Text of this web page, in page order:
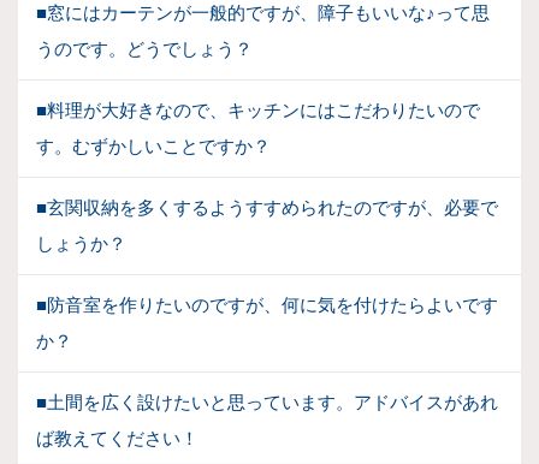
■窓にはカーテンが一般的ですが、障子もいいな♪って思
うのです。どうでしょう？
■料理が大好きなので、キッチンにはこだわりたいので
す。むずかしいことですか？
■玄関収納を多くするようすすめられたのですが、必要で
しょうか？
■防音室を作りたいのですが、何に気を付けたらよいです
か？
■土間を広く設けたいと思っています。アドバイスがあれ
ば教えてください！